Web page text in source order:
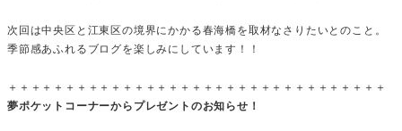
次回は中央区と江東区の境界にかかる春海橋を取材なさりたいとのこと。
季節感あふれるブログを楽しみにしています！！
＋＋＋＋＋＋＋＋＋＋＋＋＋＋＋＋＋＋＋＋＋＋＋＋＋＋＋＋＋＋＋＋＋
夢ポケットコーナーからプレゼントのお知らせ！